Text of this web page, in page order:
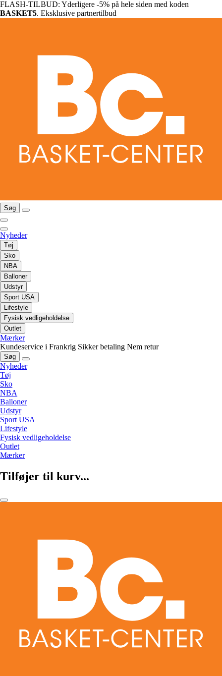
FLASH-TILBUD: Yderligere -5% på hele siden med koden
BASKET5. Eksklusive partnertilbud
Søg
Nyheder
Tøj
Sko
NBA
Balloner
Udstyr
Sport USA
Lifestyle
Fysisk vedligeholdelse
Outlet
Mærker
Kundeservice i Frankrig Sikker betaling Nem retur
Søg
Nyheder
Tøj
Sko
NBA
Balloner
Udstyr
Sport USA
Lifestyle
Fysisk vedligeholdelse
Outlet
Mærker
Tilføjer til kurv...